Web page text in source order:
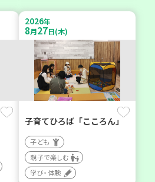
2026年
8月27日(木)
子育てひろば「こころん」
子ども
親子で楽しむ
学び・体験